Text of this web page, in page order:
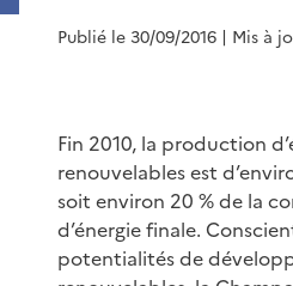
Publié le 30/09/2016 | Mis à
Fin 2010, la production
renouvelables est
soit environ 20 % de la
d’énergie finale.
potentialités de